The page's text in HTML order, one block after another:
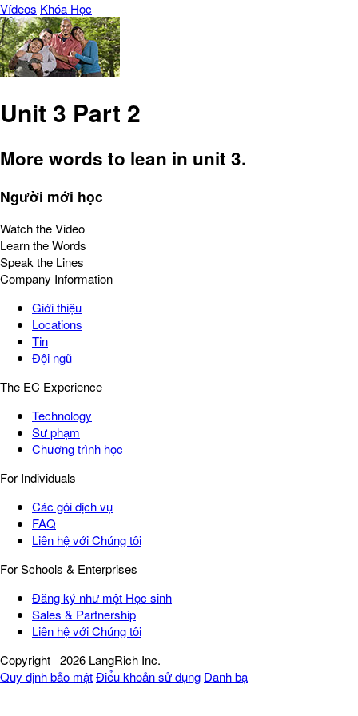
Vídeos Khóa Học
Unit 3 Part 2
More words to lean in unit 3.
Người mới học
Watch the Video
Learn the Words
Speak the Lines
Company Information
Giới thiệu
Locations
Tin
Đội ngũ
The EC Experience
Technology
Sư phạm
Chương trình học
For Individuals
Các gói dịch vụ
FAQ
Liên hệ với Chúng tôi
For Schools & Enterprises
Đăng ký như một Học sinh
Sales & Partnership
Liên hệ với Chúng tôi
Copyright 2026 LangRich Inc.
Quy định bảo mậtĐiểu khoản sử dụng Danh bạ